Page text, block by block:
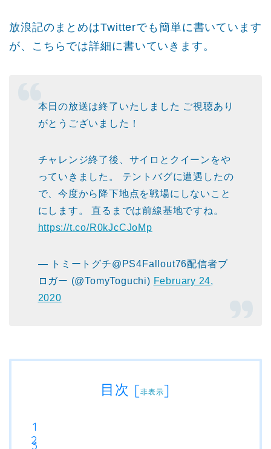
放浪記のまとめはTwitterでも簡単に書いています
が、こちらでは詳細に書いていきます。
本日の放送は終了いたしました ご視聴あり
がとうございました！
チャレンジ終了後、サイロとクイーンをや
っていきました。
テントバグに遭遇したの
で、今度から降下地点を戦場にしないこと
にします。
直るまでは前線基地ですね。
https://t.co/R0kJcCJoMp
— トミートグチ@PS4Fallout76配信者ブ
ロガー (@TomyToguchi) February 24,
2020
目次 [非表示]